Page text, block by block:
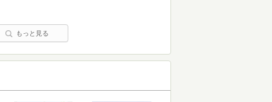
もっと見る